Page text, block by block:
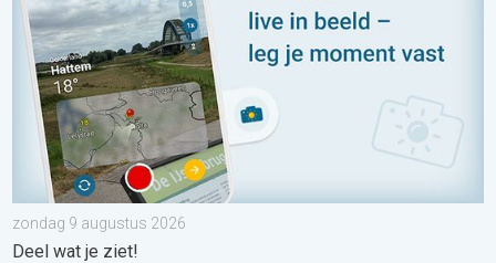
zondag 9 augustus 2026
Deel wat je ziet!